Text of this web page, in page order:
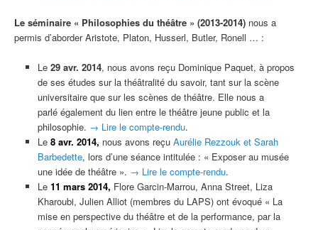
Le séminaire « Philosophies du théâtre » (2013-2014) nous a
permis d’aborder Aristote, Platon, Husserl, Butler, Ronell … :
Le 29 avr. 2014, nous avons reçu Dominique Paquet, à propos
de ses études sur la théâtralité du savoir, tant sur la scène
universitaire que sur les scènes de théâtre. Elle nous a
parlé également du lien entre le théâtre jeune public et la
philosophie. → Lire le compte-rendu.
Le 8 avr. 2014, nous avons reçu Aurélie Rezzouk et Sarah
Barbedette, lors d’une séance intitulée : « Exposer au musée
une idée de théâtre ». → Lire le compte-rendu.
Le 11 mars 2014, Flore Garcin-Marrou, Anna Street, Liza
Kharoubi, Julien Alliot (membres du LAPS) ont évoqué « La
mise en perspective du théâtre et de la performance, par la